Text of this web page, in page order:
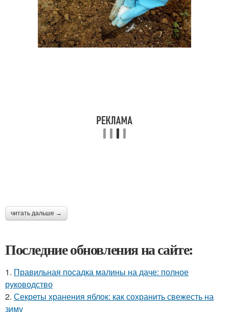
читать дальше →
Последние обновления на сайте:
1. Правильная посадка малины на даче: полное
руководство
2. Секреты хранения яблок: как сохранить свежесть на
зиму